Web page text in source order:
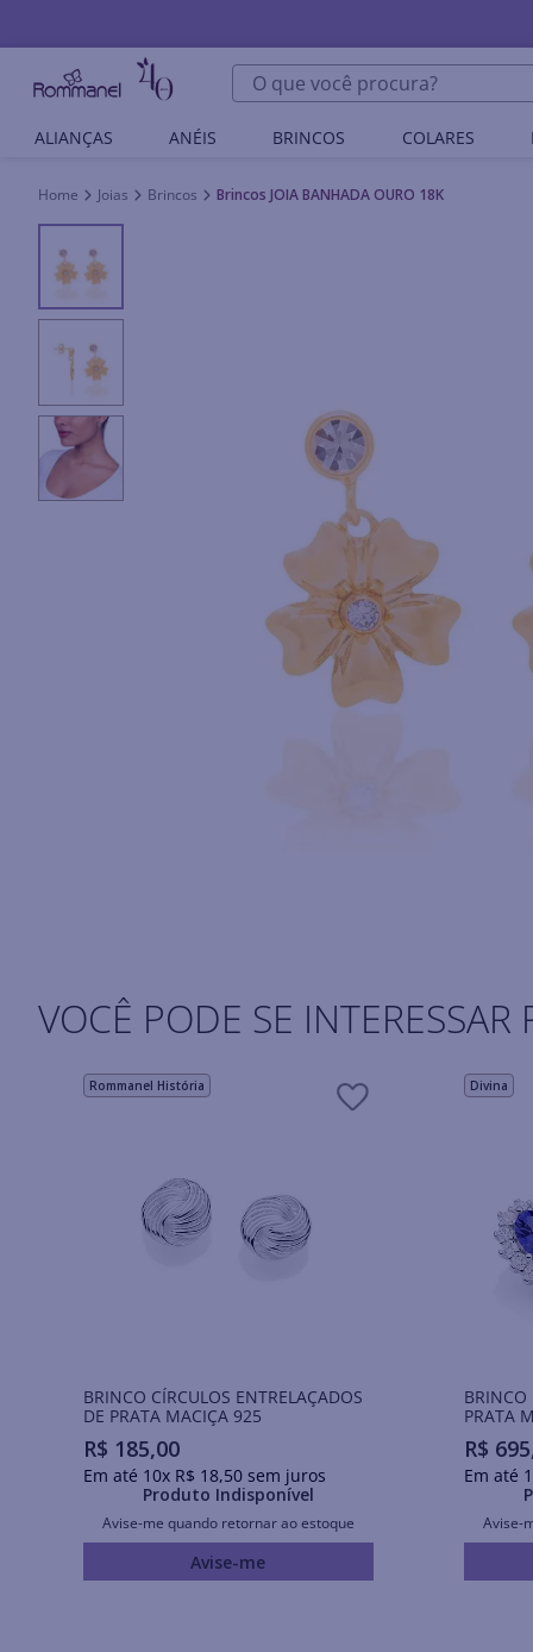
O que você procura?
ALIANÇAS ANÉIS BRINCOS COLARES
Joias Brincos Brincos JOIA BANHADA OURO 18K
VOCÊ PODE SE INTERESSAR
Rommanel História
BRINCO CÍRCULOS ENTRELAÇADOS
DE PRATA MACIÇA 925
R$ 185,00
Em até 10x R$ 18,50sem juros
Produto Indisponível
Avise-me quando retornar ao estoque
Avise-me
Divina
BRINCO
PRATA
R$ 695
Em até
Avise-